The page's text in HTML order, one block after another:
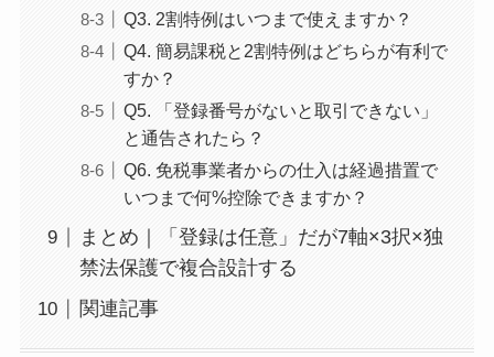
Q3. 2割特例はいつまで使えますか？
Q4. 簡易課税と2割特例はどちらが有利で
すか？
Q5. 「登録番号がないと取引できない」
と通告されたら？
Q6. 免税事業者からの仕入は経過措置で
いつまで何%控除できますか？
まとめ｜「登録は任意」だが7軸×3択×独
禁法保護で複合設計する
関連記事